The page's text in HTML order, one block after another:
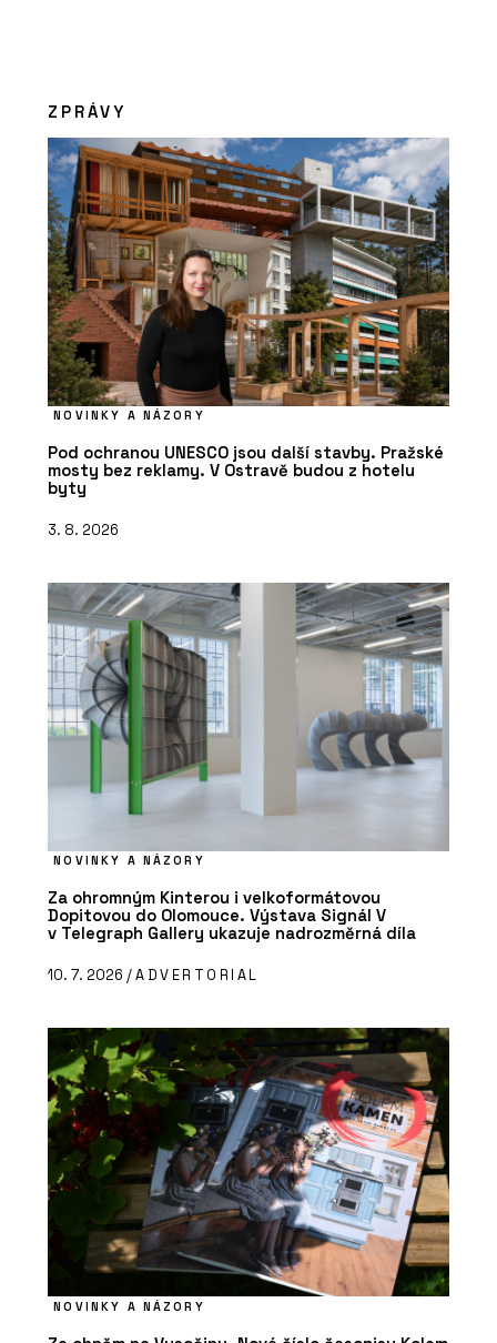
ZPRÁVY
NOVINKY A NÁZORY
Pod ochranou UNESCO jsou další stavby. Pražské
mosty bez reklamy. V Ostravě budou z hotelu
byty
3. 8. 2026
NOVINKY A NÁZORY
Za ohromným Kinterou i velkoformátovou
Dopitovou do Olomouce. Výstava Signál V
v Telegraph Gallery ukazuje nadrozměrná díla
10. 7. 2026 /ADVERTORIAL
NOVINKY A NÁZORY